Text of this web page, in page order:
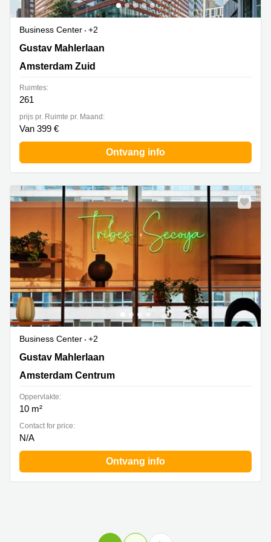
Business Center
+2
Gustav Mahleraan 300, Amsterdam Zuid
Gustav Mahlerlaan
Amsterdam Zuid
Ruimtes:
261
prijs pr. Ruimte pr. Maand:
Van 399 €
Ontvang info
Business Center
+2
Gustav Mahlerlaan 308, Amsterdam Centrum
Gustav Mahlerlaan
Amsterdam Centrum
Oppervlakte:
10 m²
Contact for price:
N/A
Ontvang info